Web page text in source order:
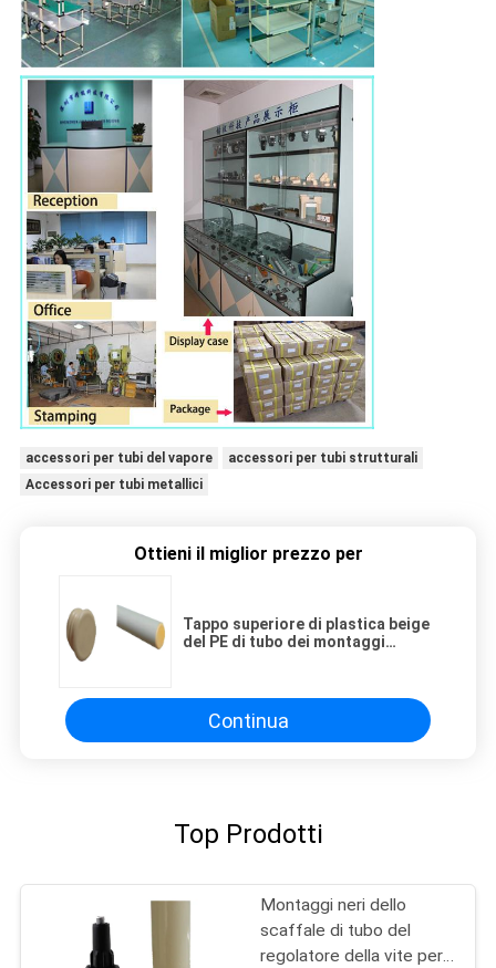
accessori per tubi del vapore
accessori per tubi strutturali
Accessori per tubi metallici
Ottieni il miglior prezzo per
Tappo superiore di plastica beige
del PE di tubo dei montaggi
Continua
Top Prodotti
Montaggi neri dello
scaffale di tubo del
regolatore della vite per il